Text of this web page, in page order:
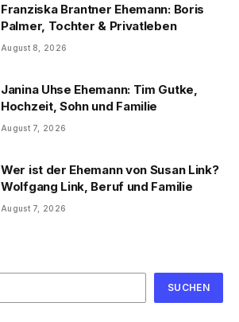
Franziska Brantner Ehemann: Boris
Palmer, Tochter & Privatleben
August 8, 2026
Janina Uhse Ehemann: Tim Gutke,
Hochzeit, Sohn und Familie
August 7, 2026
Wer ist der Ehemann von Susan Link?
Wolfgang Link, Beruf und Familie
August 7, 2026
SUCHEN